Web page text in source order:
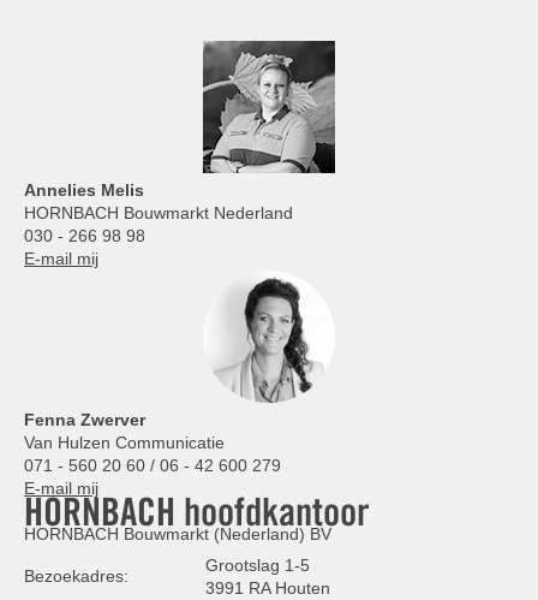
Annelies Melis
HORNBACH Bouwmarkt Nederland
030 - 266 98 98
E-mail mij
Fenna Zwerver
Van Hulzen Communicatie
071 - 560 20 60 / 06 - 42 600 279
E-mail mij
HORNBACH hoofdkantoor
HORNBACH Bouwmarkt (Nederland) BV
Bezoekadres:
Grootslag 1-5
3991 RA Houten